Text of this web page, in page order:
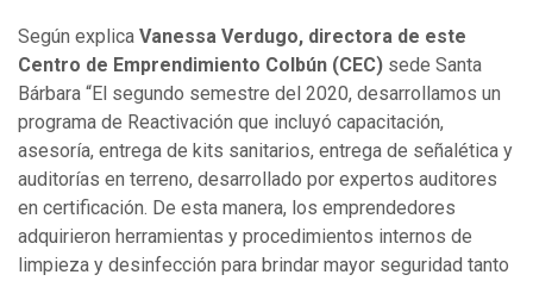
Según explica Vanessa Verdugo, directora de este
Centro de Emprendimiento Colbún (CEC) sede Santa
Bárbara “El segundo semestre del 2020, desarrollamos un
programa de Reactivación que incluyó capacitación,
asesoría, entrega de kits sanitarios, entrega de señalética y
auditorías en terreno, desarrollado por expertos auditores
en certificación. De esta manera, los emprendedores
adquirieron herramientas y procedimientos internos de
limpieza y desinfección para brindar mayor seguridad tanto